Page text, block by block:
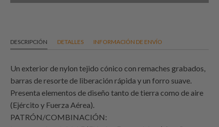
DESCRIPCIÓN DETALLES INFORMACIÓN DE ENVÍO
Un exterior de nylon tejido cónico con remaches grabados,
barras de resorte de liberación rápida y un forro suave.
Presenta elementos de diseño tanto de tierra como de aire
(Ejército y Fuerza Aérea).
PATRÓN/COMBINACIÓN: